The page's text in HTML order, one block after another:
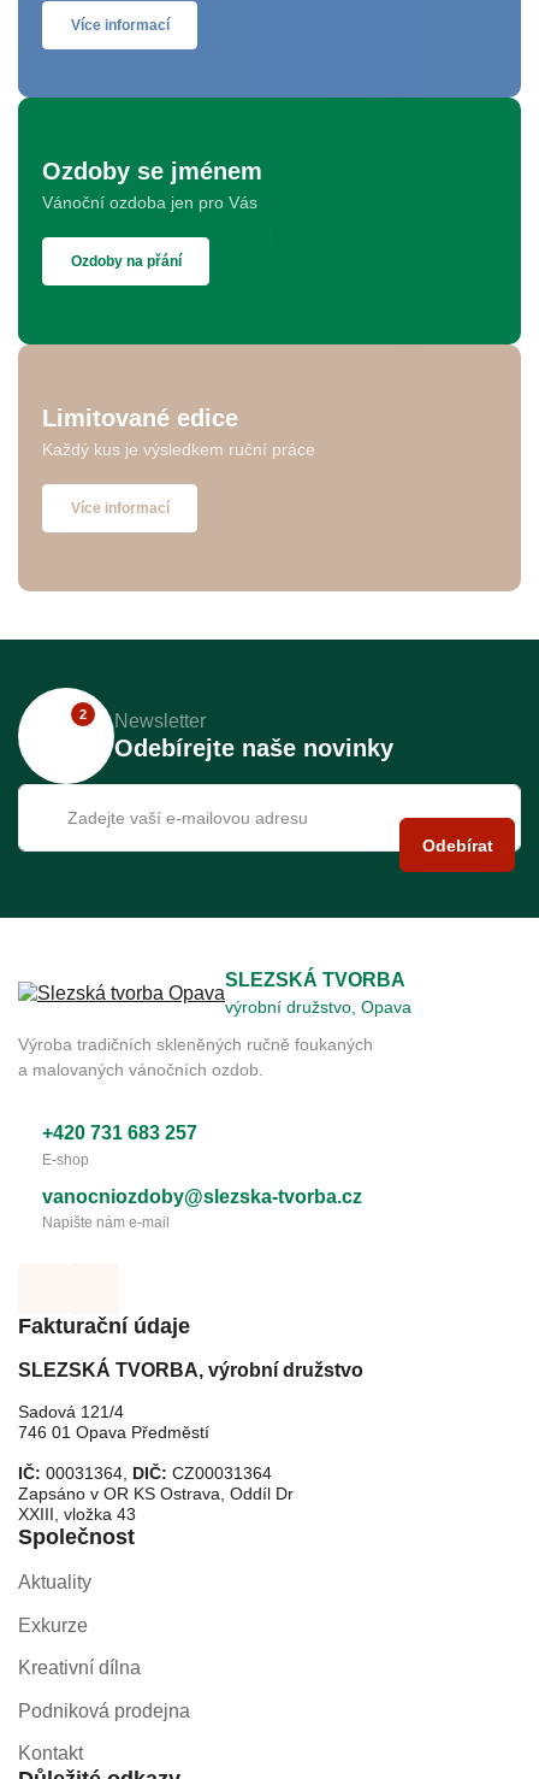
Více informací
Ozdoby se jménem
Vánoční ozdoba jen pro Vás
Ozdoby na přání
Limitované edice
Každý kus je výsledkem ruční práce
Více informací
2 Newsletter
Odebírejte naše novinky
Odebírat
SLEZSKÁ TVORBA
výrobní družstvo, Opava
Výroba tradičních skleněných ručně foukaných
a malovaných vánočních ozdob.
+420 731 683 257
E-shop
vanocniozdoby@slezska-tvorba.cz
Napište nám e-mail
Fakturační údaje
SLEZSKÁ TVORBA, výrobní družstvo
Sadová 121/4
746 01 Opava Předměstí
IČ: 00031364, DIČ: CZ00031364
Zapsáno v OR KS Ostrava, Oddíl Dr
XXIII, vložka 43
Společnost
Aktuality
Exkurze
Kreativní dílna
Podniková prodejna
Kontakt